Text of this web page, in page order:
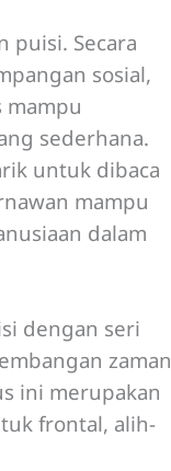
puisi. Secara
sosial,
mampu
sederhana.
untuk dibaca
mampu
dalam
dengan seri
zaman
ini merupakan
frontal, alih-